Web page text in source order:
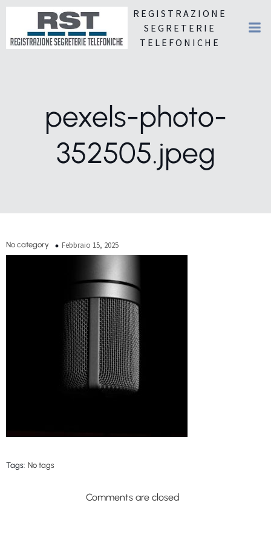
REGISTRAZIONE
SEGRETERIE
TELEFONICHE
pexels-photo-
352505.jpeg
No category Febbraio 15, 2025
Tags: No tags
Comments are closed